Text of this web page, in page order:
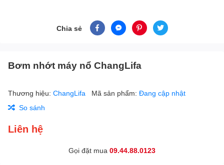
Chia sẻ
Bơm nhớt máy nổ ChangLifa
Thương hiệu: ChangLifa Mã sản phẩm: Đang cập nhật
So sánh
Liên hệ
Gọi đặt mua 09.44.88.0123